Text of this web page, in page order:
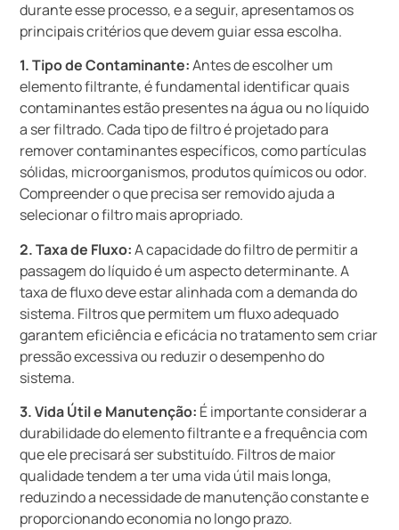
durante esse processo, e a seguir, apresentamos os
principais critérios que devem guiar essa escolha.
1. Tipo de Contaminante:Antes de escolher um
elemento filtrante, é fundamental identificar quais
contaminantes estão presentes na água ou no líquido
a ser filtrado. Cada tipo de filtro é projetado para
remover contaminantes específicos, como partículas
sólidas, microorganismos, produtos químicos ou odor.
Compreender o que precisa ser removido ajuda a
selecionar o filtro mais apropriado.
2. Taxa de Fluxo:A capacidade do filtro de permitir a
passagem do líquido é um aspecto determinante. A
taxa de fluxo deve estar alinhada com a demanda do
sistema. Filtros que permitem um fluxo adequado
garantem eficiência e eficácia no tratamento sem criar
pressão excessiva ou reduzir o desempenho do
sistema.
3. Vida Útil e Manutenção: É importante considerar a
durabilidade do elemento filtrante e a frequência com
que ele precisará ser substituído. Filtros de maior
qualidade tendem a ter uma vida útil mais longa,
reduzindo a necessidade de manutenção constante e
proporcionando economia no longo prazo.